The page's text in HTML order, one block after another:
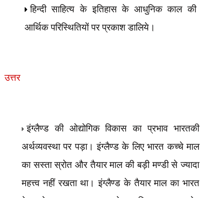
हिन्दी साहित्य के इतिहास के आधुनिक काल की
आर्थिक परिस्थितियों पर प्रकाश डालिये।
उत्तर
इंग्लैण्ड की ओद्योगिक विकास का प्रभाव भारतकी
अर्थव्यवस्था पर पड़ा। इंग्लैण्ड के लिए भारत कच्चे माल
का सस्ता स्रोत और तैयार माल की बड़ी मण्डी से ज्यादा
महत्त्व नहीं रखता था। इंग्लैण्ड के तैयार माल का भारत